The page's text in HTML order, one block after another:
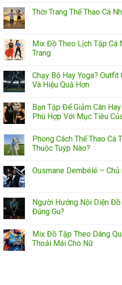
Thời Trang Thể Thao Cá
Mix Đồ Theo Lịch Tập Cá
Trang
Chạy Bộ Hay Yoga?
Và Hiệu Quả Hơn
Bạn Tập Để Giảm Cân
Phù Hợp Với Mục Tiêu
Phong Cách Thể Thao Cá
Thuộc Tuýp Nào?
Ousmane Dembélé – Chủ
Người Hướng Nội Diện Đồ
Đúng Gu?
Mix Đồ Tập Theo Dáng
Thoải Mái Cho Nữ